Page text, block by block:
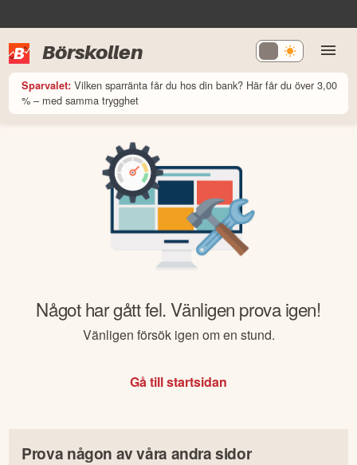
Börskollen
Sparvalet: Vilken sparränta får du hos din bank? Här får du över 3,00
% – med samma trygghet
Något har gått fel. Vänligen prova igen!
Vänligen försök igen om en stund.
Gå till startsidan
Prova någon av våra andra sidor